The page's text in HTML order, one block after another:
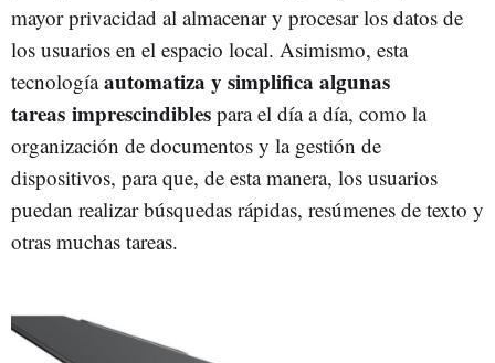
mayor privacidad al almacenar y procesar los datos de
los usuarios en el espacio local. Asimismo, esta
tecnologíaautomatiza y simplifica algunas
tareas imprescindibles para el día a día, como la
organización de documentos y la gestión de
dispositivos, para que, de esta manera, los usuarios
puedan realizar búsquedas rápidas, resúmenes de texto y
otras muchas tareas.